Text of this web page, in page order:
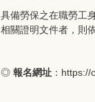
具備勞保之在職勞工
相關證明文件者，則
◎ 報名網址 ： https://